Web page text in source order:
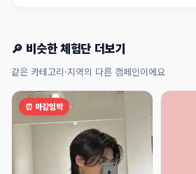
🔎 비슷한 체험단 더보기
같은 카테고리·지역의 다른 캠페인이에요
⏰ 마감임박